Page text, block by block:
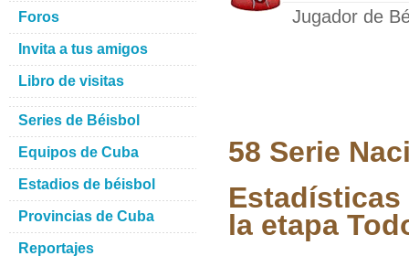
Jugador de
58 Serie
Estadísticas
la etapa
Foros
Invita a tus amigos
Libro de visitas
Series de Béisbol
Equipos de Cuba
Estadios de béisbol
Provincias de Cuba
Reportajes